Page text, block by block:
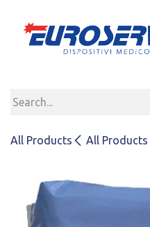
All Products All Products